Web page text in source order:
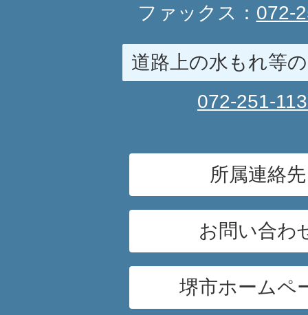
ファックス： 072-
道路上の水もれ等
072-251-
所属連絡先
お問い合わ
堺市ホームペ